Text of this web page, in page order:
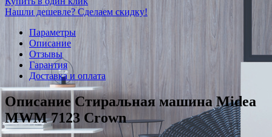
Нашли дешевле? Сделаем скидку!
Параметры
Описание
Отзывы
Гарантия
Доставка и оплата
Описание Стиральная машина Midea
MWM 7123 Crown